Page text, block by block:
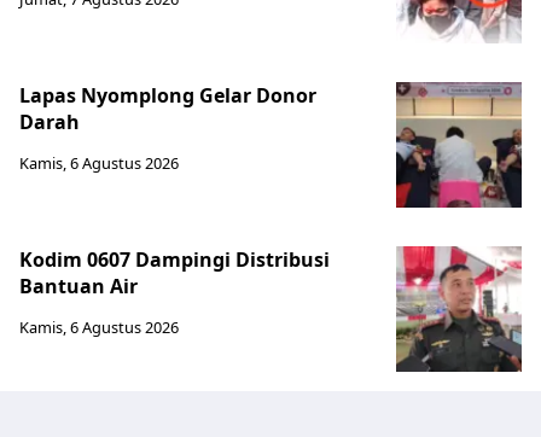
Lapas Nyomplong Gelar Donor
Darah
Kamis, 6 Agustus 2026
Kodim 0607 Dampingi Distribusi
Bantuan Air
Kamis, 6 Agustus 2026